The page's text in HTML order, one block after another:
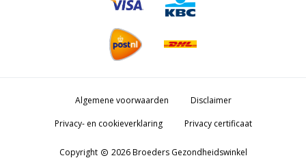
Algemene voorwaarden
Disclaimer
Privacy- en cookieverklaring
Privacy certificaat
Copyright copyright 2026 Broeders Gezondheidswinkel